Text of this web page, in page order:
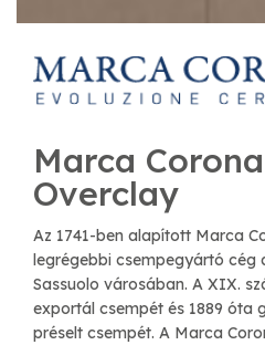
Marca
Overclay
Az 1741-ben alapított Marca
legrégebbi csempegyártó cég
Sassuolo városában. A XIX.
exportál csempét és 1889 óta
préselt csempét. A Marca